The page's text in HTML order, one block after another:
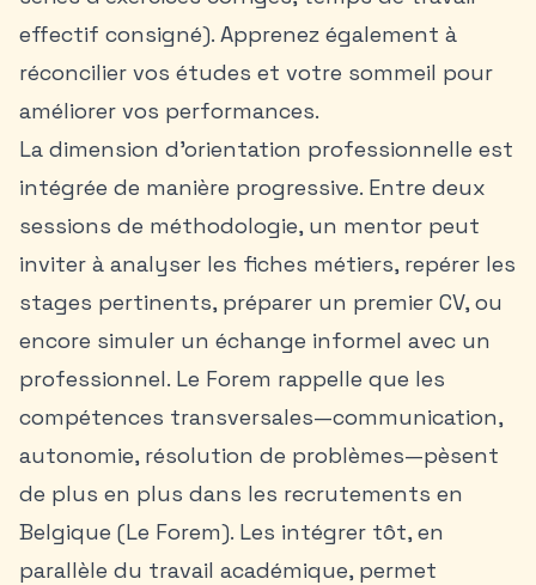
effectif consigné). Apprenez également à
réconcilier vos études et votre sommeil pour
améliorer vos performances.
La dimension d’orientation professionnelle est
intégrée de manière progressive. Entre deux
sessions de méthodologie, un mentor peut
inviter à analyser les fiches métiers, repérer les
stages pertinents, préparer un premier CV, ou
encore simuler un échange informel avec un
professionnel. Le Forem rappelle que les
compétences transversales—communication,
autonomie, résolution de problèmes—pèsent
de plus en plus dans les recrutements en
Belgique (Le Forem). Les intégrer tôt, en
parallèle du travail académique, permet